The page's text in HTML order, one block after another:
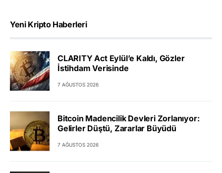
Yeni Kripto Haberleri
CLARITY Act Eylül’e Kaldı, Gözler
İstihdam Verisinde
7 AĞUSTOS 2026
Bitcoin Madencilik Devleri Zorlanıyor:
Gelirler Düştü, Zararlar Büyüdü
7 AĞUSTOS 2026